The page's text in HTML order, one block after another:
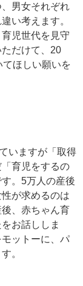
男女それぞれ
い考えます。
児世代を見守
だけて、20
ほしい願いを
いますが「取得
育児をするの
。5万人の産後
が求めるのは
、赤ちゃん育
お話ししま
ットーに、パ
。